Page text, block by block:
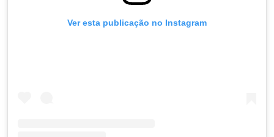
Ver esta publicação no Instagram